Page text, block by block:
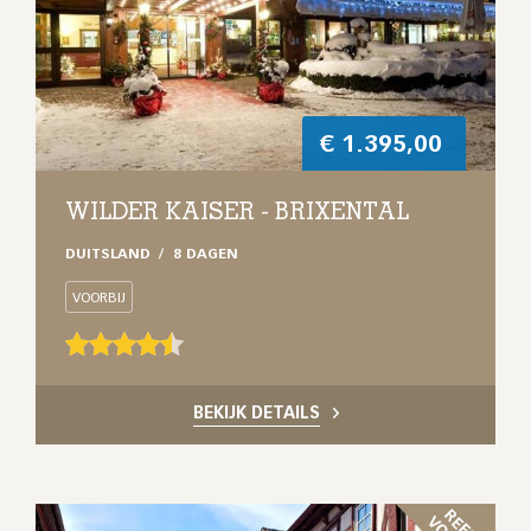
€ 1.395,00
WILDER KAISER - BRIXENTAL
DUITSLAND 8 DAGEN
VOORBIJ
BEKIJK DETAILS